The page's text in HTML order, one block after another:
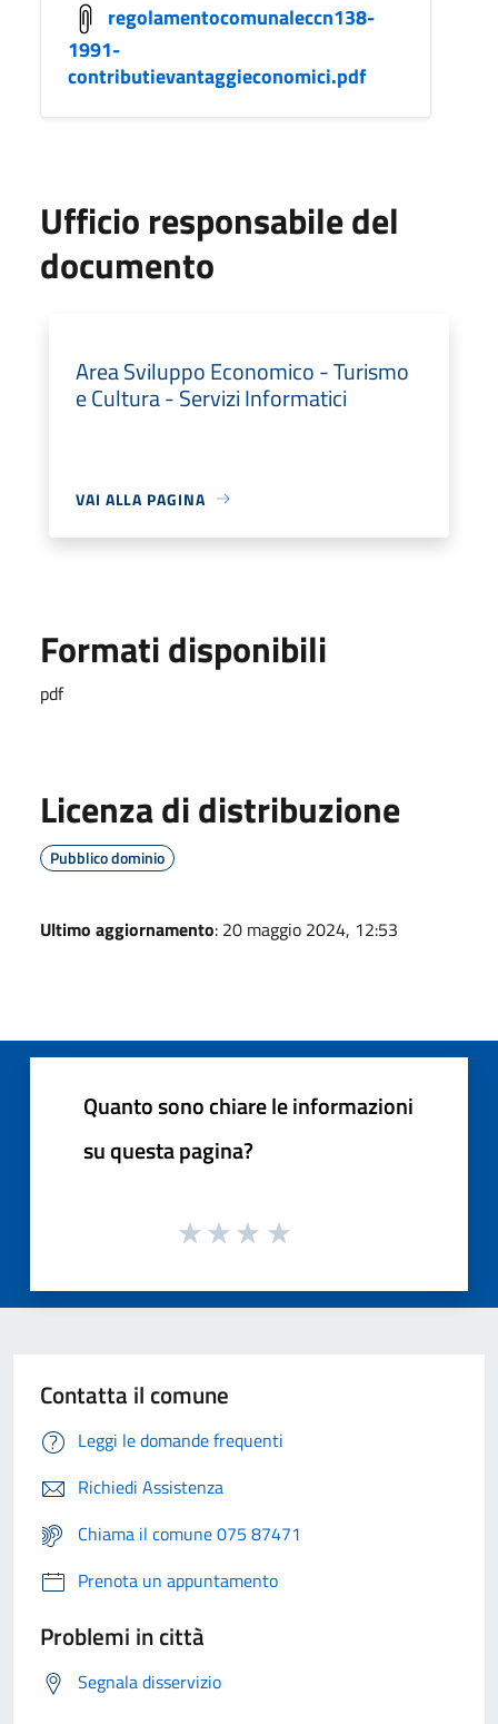
regolamentocomunaleccn138-
1991-
contributievantaggieconomici.pdf
Ufficio responsabile del
documento
Area Sviluppo Economico - Turismo
e Cultura - Servizi Informatici
VAI ALLA PAGINA
Formati disponibili
pdf
Licenza di distribuzione
Pubblico dominio
Ultimo aggiornamento: 20 maggio 2024, 12:53
Quanto sono chiare le informazioni
su questa pagina?
Contatta il comune
Leggi le domande frequenti
Richiedi Assistenza
Chiama il comune 075 87471
Prenota un appuntamento
Problemi in città
Segnala disservizio